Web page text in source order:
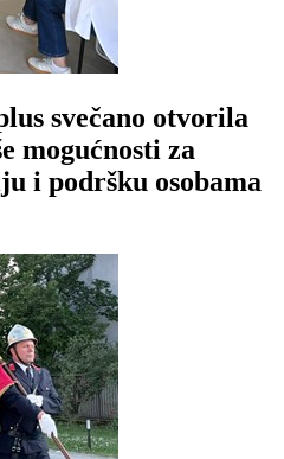
svečano otvorila
mogućnosti za
i podršku osobama